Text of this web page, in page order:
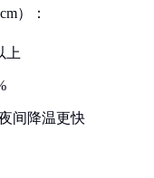
）：
上
间降温更快